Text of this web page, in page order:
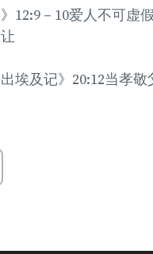
－10爱人不可虚
埃及记》20:12当孝